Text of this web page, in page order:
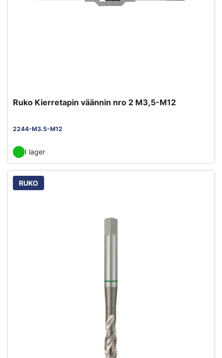
Ruko Kierretapin väännin nro 2 M3,5-M12
2244-M3.5-M12
I lager
RUKO